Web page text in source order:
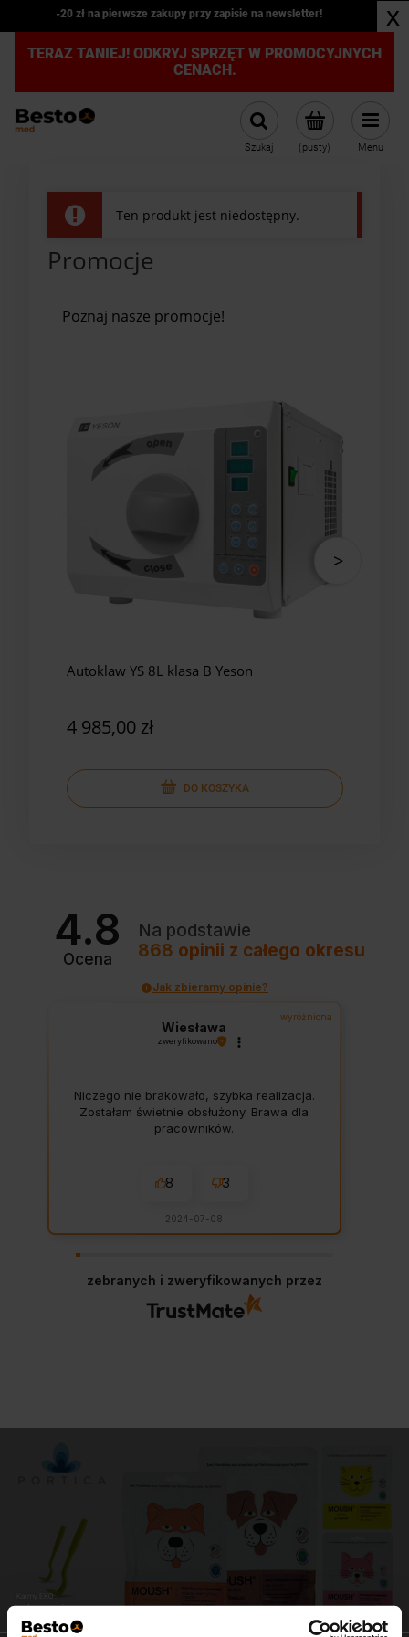
-20 zł na pierwsze zakupy przy zapisie na newsletter! x
TERAZ TANIEJ! ODKRYJ SPRZĘT W PROMOCYJNYCH
CENACH.
(pusty)
Szukaj Menu
Ten produkt jest niedostępny.
Promocje
Poznaj nasze promocje!
Autoklaw YS 8L klasa B Yeson
4 985,00 zł
DO KOSZYKA
4.8
Ocena
Na podstawie
868 opinii z całego okresu
Jak zbieramy opinie?
wyróżniona
Wiesława
zweryfikowano
Niczego nie brakowało, szybka realizacja.
Zostałam świetnie obsłużony. Brawa dla
pracowników.
8 3
2024-07-08
zebranych i zweryfikowanych przez
Karmy EKO
zdrowe i pyszne